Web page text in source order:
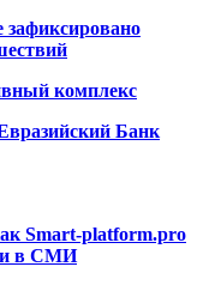
зафиксировано
комплекс
Банк
Smart-platform.pro
в СМИ